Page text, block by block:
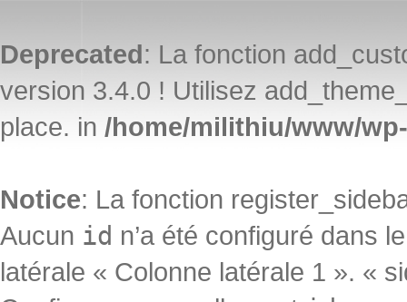
Deprecated: La fonction
version 3.4.0 ! Utilisez
place. in /home/milithiu/www/
Notice: La fonction
Aucun id n’a été configuré dans
latérale « Colonne latérale 1 ». «